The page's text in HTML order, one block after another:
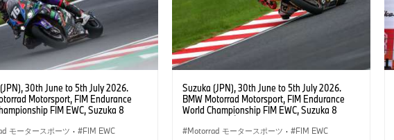
30th June to 5th July 2026.
Motorsport, FIM Endurance
FIM EWC, Suzuka 8
AutoRace UBE Racing Team, #76
モータースポーツ · FIM EWC
Suzuka (JPN), 30th June to 5th July 2026.
BMW Motorrad Motorsport, FIM Endurance
World Championship FIM EWC, Suzuka 8
Hikari Okubo, Kaito Toba, Motoharu Ito (all
Motorrad モータースポーツ · FIM EWC